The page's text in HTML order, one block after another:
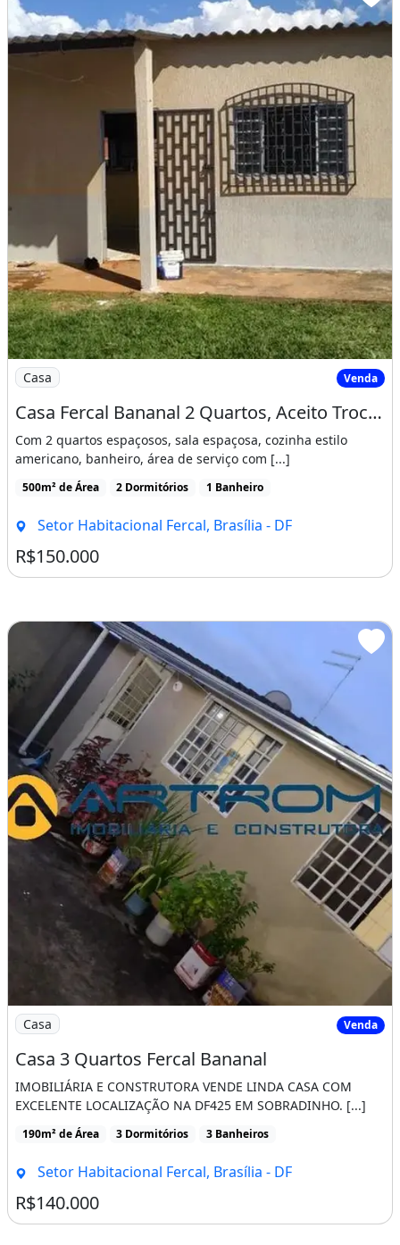
Imagem: Casa Fercal Bananal 2 Quartos, Aceito Troca
Casa Venda
Casa Fercal Bananal 2 Quartos, Aceito Troca em Apt de 2 Quartos
Com 2 quartos espaçosos, sala espaçosa, cozinha estilo
americano, banheiro, área de serviço com [...]
500m² de Área 2 Dormitórios 1 Banheiro
Setor Habitacional Fercal, Brasília - DF
R$150.000
Imagem: Casa 3 Quartos Fercal Bananal
Casa Venda
Casa 3 Quartos Fercal Bananal
IMOBILIÁRIA E CONSTRUTORA VENDE LINDA CASA COM
EXCELENTE LOCALIZAÇÃO NA DF425 EM SOBRADINHO. [...]
190m² de Área 3 Dormitórios 3 Banheiros
Setor Habitacional Fercal, Brasília - DF
R$140.000